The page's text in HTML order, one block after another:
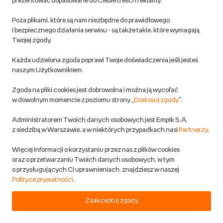
Pozostałe Regulaminy Empiku
Polityka prywatności empik.com
produktów niebezpiecznych
Dostosuj zgody
Polityka prywatności empik
Raty u partnerów Empiku
Odbiór zużytego sprzętu
Poza plikami, które są nam niezbędne do prawidłowego
i bezpiecznego działania serwisu - są także takie, które wymagają
Twojej zgody.
Każda udzielona zgoda poprawi Twoje doświadczenia jeśli jesteś
naszym Użytkownikiem.
Zgoda na pliki cookies jest dobrowolna i można ją wycofać
w dowolnym momencie z poziomu strony „ Dostosuj zgody”.
Administratorem Twoich danych osobowych jest Empik S.A.
z siedzibą w Warszawie, a w niektórych przypadkach nasi Partnerzy.
Więcej informacji o korzystaniu przez nas z plików cookies
oraz o przetwarzaniu Twoich danych osobowych, w tym
o przysługujących Ci uprawnieniach, znajdziesz w naszej
Polityce prywatności.
Zaakceptuj zgody